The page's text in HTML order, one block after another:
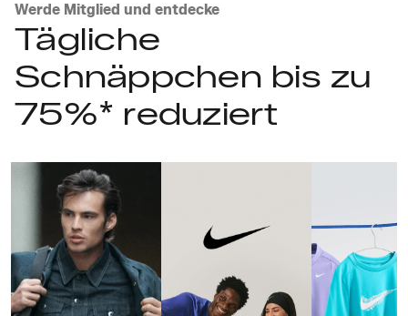
Werde Mitglied und entdecke
Tägliche
Schnäppchen bis zu
75%* reduziert